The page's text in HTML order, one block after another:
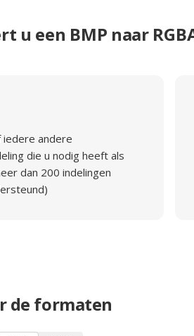
u een BMP naar
iedere andere
die u nodig heeft als
dan 200 indelingen
de formaten